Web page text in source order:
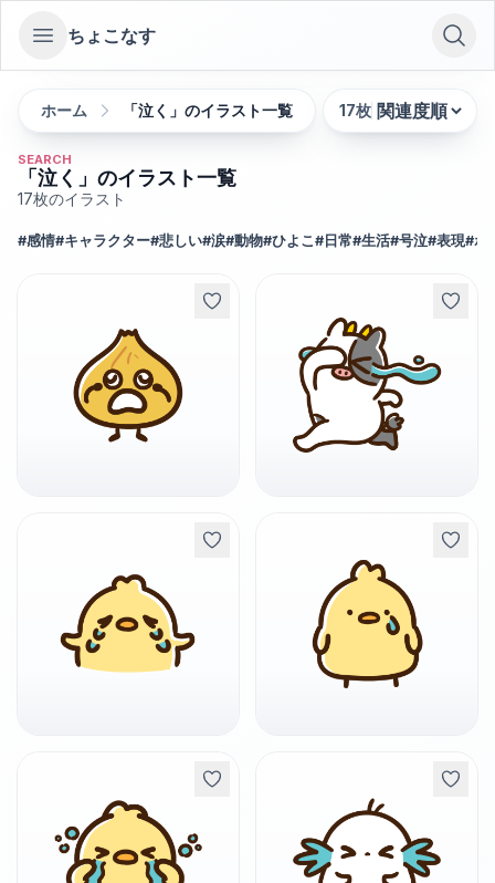
Open sidebar
ちょこなす
ホーム 「泣く」のイラスト一覧 17枚
並び替え:
SEARCH
「泣く」のイラスト一覧
17枚のイラスト
#感情#キャラクター#悲しい#涙#動物#ひよこ# 日常#生活#号泣#表現#ポ